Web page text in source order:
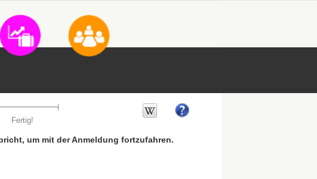
Fertig!
um mit der Anmeldung fortzufahren.